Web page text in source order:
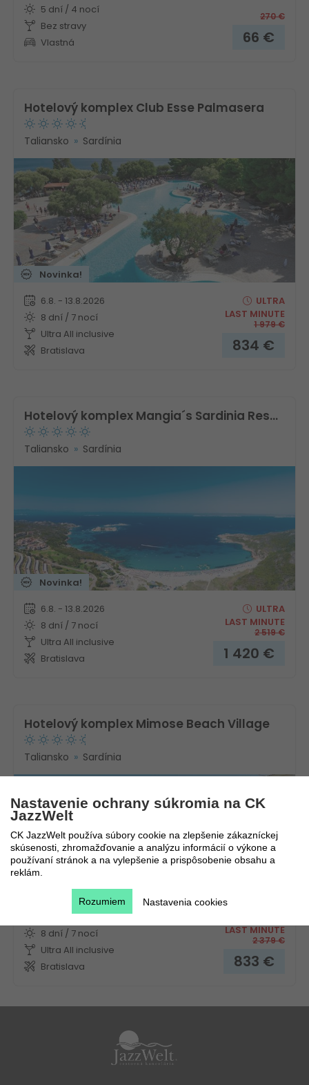
5 dní / 4 nocí
Bez stravy
Vlastná
270€
66 €
Hotelový komplex Club Esse Palmasera
Taliansko Sardínia
Novinka!
6.8. - 13.8.2026
8 dní / 7 nocí
Ultra All inclusive
Bratislava
ULTRA
LAST MINUTE
1 979€
834 €
Hotelový komplex Mangia´s Sardinia Resort
Taliansko Sardínia
Novinka!
6.8. - 13.8.2026
8 dní / 7 nocí
Ultra All inclusive
Bratislava
ULTRA
LAST MINUTE
2 519€
1 420 €
Hotelový komplex Mimose Beach Village
Taliansko Sardínia
Novinka!
6.8. - 13.8.2026
8 dní / 7 nocí
Ultra All inclusive
Bratislava
LAST MINUTE
2 379€
833 €
Nastavenie ochrany súkromia na CK
JazzWelt
CK JazzWelt používa súbory cookie na zlepšenie zákazníckej
skúsenosti, zhromažďovanie a analýzu informácií o výkone a
používaní stránok a na vylepšenie a prispôsobenie obsahu a
reklám.
Nastavenia cookies
Rozumiem